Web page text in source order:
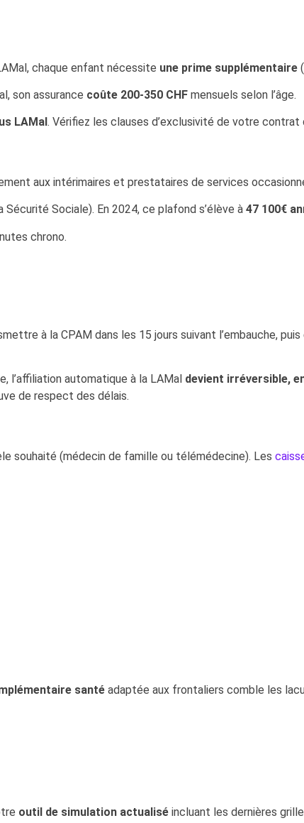
chaque enfant nécessite une prime supplémentaire
son assurance coûte 200-350 CHF mensuels selon l’âge.
LAMal . Vérifiez les clauses d’exclusivité de votre contrat
aux intérimaires et prestataires de services
Sociale). En 2024, ce plafond s’élève à 47 100€
chrono.
à la CPAM dans les 15 jours suivant l’embauche,
l’affiliation automatique à la LAMal devient irréversible,
de respect des délais.
souhaité (médecin de famille ou télémédecine). Les
santé adaptée aux frontaliers comble les
outil de simulation actualisé incluant les dernières